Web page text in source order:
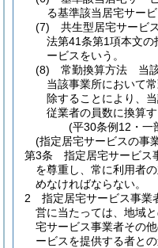
る基準該当居宅サービ
(7)
共生型居宅サービ
法第41条第1項本文
ービスをいう。
(8)
常勤換算方法 当
当該事業所において
除することにより、
従業者の員数に換算す
(平30条例12・一
(指定居宅サービスの事
第3条
指定居宅サービス
を尊重し、常に利用者
めなければならない。
2
指定居宅サービス事業
営に当たっては、地域
宅サービス事業者その
ービスを提供する者と